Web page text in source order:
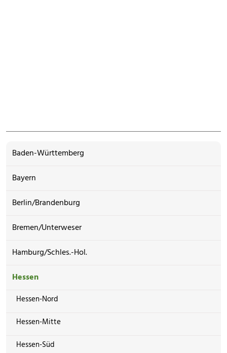
Baden-Württemberg
Bayern
Berlin/Brandenburg
Bremen/Unterweser
Hamburg/Schles.-Hol.
Hessen
Hessen-Nord
Hessen-Mitte
Hessen-Süd